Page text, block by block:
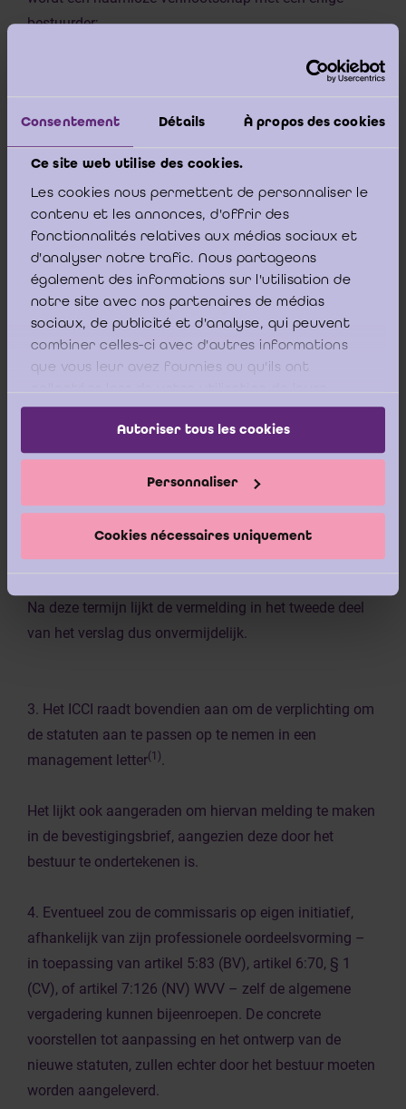
Consentement Détails À propos des cookies
Ce site web utilise des cookies.
Les cookies nous permettent de personnaliser le
contenu et les annonces, d'offrir des
fonctionnalités relatives aux médias sociaux et
d'analyser notre trafic. Nous partageons
également des informations sur l'utilisation de
notre site avec nos partenaires de médias
sociaux, de publicité et d'analyse, qui peuvent
combiner celles-ci avec d'autres informations
que vous leur avez fournies ou qu'ils ont
services.
Autoriser tous les cookies
Personnaliser
Cookies nécessaires uniquement
bestuurder;
- het economisch samenwerkingsverband (ESV) wordt
een vennootschap onder firma (VOF);
aansprakelijkheid (CVOA) wordt een vennootschap
onder firma (VOF);
- de coöperatieve vennootschap met beperkte
aansprakelijkheid (CVBA) die niet aan de definitie van
coöperatieve vennootschap in artikel 6:1 van het
Wetboek beantwoordt, wordt een besloten
vennootschap (BV);
Voor deze entiteiten wordt een aanvullende termijn van
6 maanden, hetzij tot 30 juni 2024, aan het
bestuursorgaan toegekend zodat een algemene
vergadering bijeengeroepen kan worden met als
agenda de aanpassing van de statuten aan de nieuwe
wettelijke vorm.
Na deze termijn lijkt de vermelding in het tweede deel
van het verslag dus onvermijdelijk.
3. Het ICCI raadt bovendien aan om de verplichting om
de statuten aan te passen op te nemen in een
management letter(1).
Het lijkt ook aangeraden om hiervan melding te maken
in de bevestigingsbrief, aangezien deze door het
bestuur te ondertekenen is.
4. Eventueel zou de commissaris op eigen initiatief,
afhankelijk van zijn professionele oordeelsvorming –
in toepassing van artikel 5:83 (BV), artikel 6:70, § 1
(CV), of artikel 7:126 (NV) WVV – zelf de algemene
vergadering kunnen bijeenroepen. De concrete
voorstellen tot aanpassing en het ontwerp van de
nieuwe statuten, zullen echter door het bestuur moeten
worden aangeleverd.